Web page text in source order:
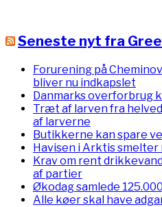
Seneste nyt fra
Forurening på
bliver nu indkapslet
Danmarks overforbrug
Træt af larven fra
af larverne
Butikkerne kan spare
Havisen i Arktis
Krav om rent
af partier
Økodag samlede
Alle køer skal have